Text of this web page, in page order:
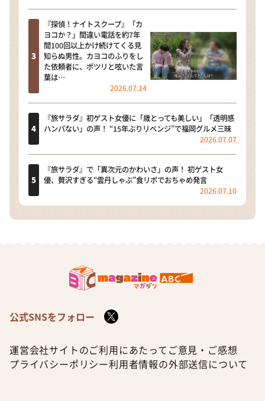
『探偵！ナイトスクープ』「カ
ヨコか？」間違い電話を約7年
間100回以上かけ続けてくる見
知らぬ男性。カヨコのふりをし
た依頼者に、ポツリと呟いた言
葉は…
2026.07.14
『旅サラダ』初ゲスト女優に「歳とっても美しい」「透明感
ハンパない」の声！ “15年ぶりリベンジ”で福岡グルメ三昧
2026.07.07
『旅サラダ』で「異次元のかわいさ」の声！ 初ゲスト女
優、贅沢すぎる“雲丹しゃぶ”食リポでおちゃめ発言
2026.07.10
公式SNSをフォロー
運営会社サイトのご利用にあたって ご意見・ご感想
プライバシーポリシー利用者情報の外部送信について